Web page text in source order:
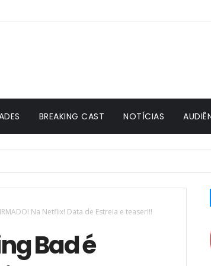
BREAKING CAST NOTÍCIAS
Na Netflix! Data de Estreia e teaser!!!
Bad é